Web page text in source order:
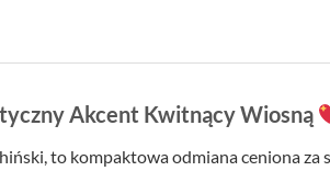
Akcent Kwitnący Wiosną
to kompaktowa odmiana ceniona